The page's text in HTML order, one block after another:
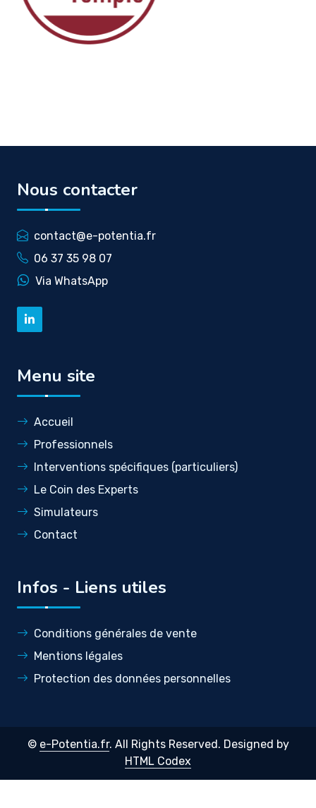
Nous contacter
contact@e-potentia.fr
06 37 35 98 07
Via WhatsApp
Menu site
Accueil
Professionnels
Interventions spécifiques (particuliers)
Le Coin des Experts
Simulateurs
Contact
Infos - Liens utiles
Conditions générales de vente
Mentions légales
Protection des données personnelles
© e-Potentia.fr. All Rights Reserved. Designed by
HTML Codex